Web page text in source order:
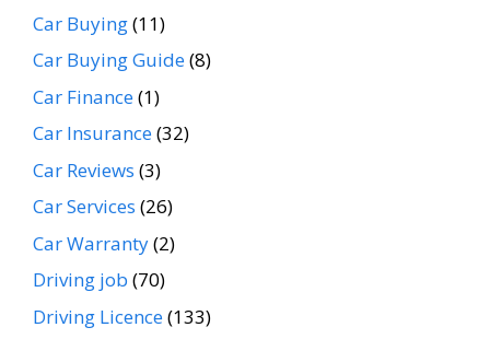
Car Buying(11)
Car Buying Guide(8)
Car Finance(1)
Car Insurance(32)
Car Reviews (3)
Car Services (26)
Car Warranty(2)
Driving job (70)
Driving Licence(133)